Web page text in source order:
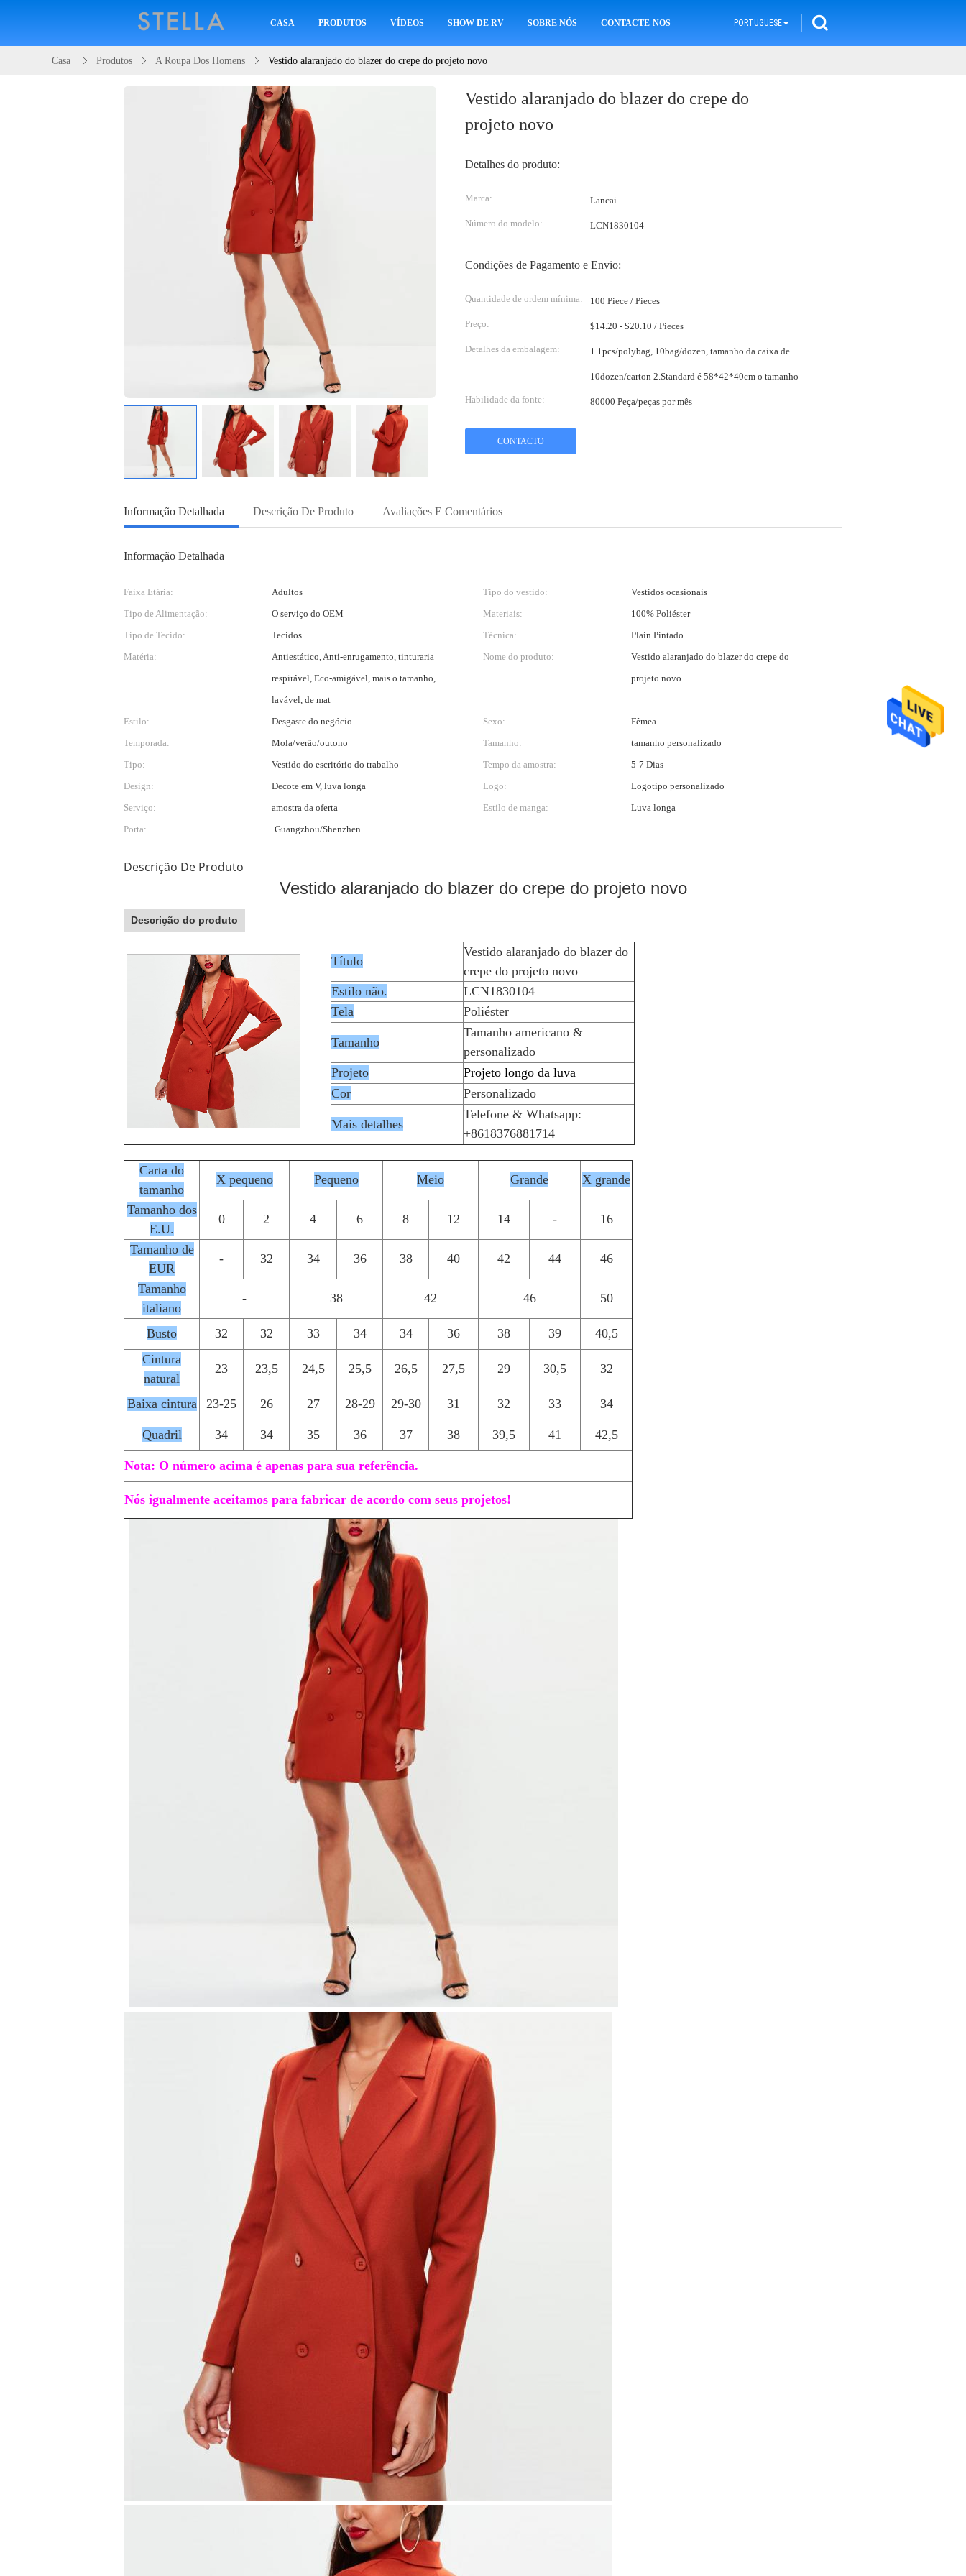
CASA PRODUTOS VÍDEOS SHOW DE RV SOBRE NÓS CONTACTE-NOS PORTUGUESE
Casa Produtos A Roupa Dos Homens Vestido alaranjado do blazer do crepe do projeto novo
Vestido alaranjado do blazer do crepe do
projeto novo
Detalhes do produto:
Marca: Lancai
Número do modelo: LCN1830104
Condições de Pagamento e Envio:
Quantidade de ordem mínima: 100 Piece / Pieces
Preço: $14.20 - $20.10 / Pieces
Detalhes da embalagem: 1.1pcs/polybag, 10bag/dozen, tamanho da caixa de
10dozen/carton 2.Standard é 58*42*40cm o tamanho
Habilidade da fonte: 80000 Peça/peças por mês
CONTACTO
Informação Detalhada Descrição De Produto Avaliações E Comentários
Informação Detalhada
Faixa Etária: Adultos Tipo do vestido:
Vestidos ocasionais
Tipo de Alimentação:
O serviço do OEM Materiais:
100% Poliéster
Tipo de Tecido:
Tecidos Técnica:
Plain Pintado
Matéria:
Antiestático, Anti-enrugamento, tinturaria
respirável, Eco-amigável, mais o tamanho,
lavável, de mat
Nome do produto:
Vestido alaranjado do blazer do crepe do
projeto novo
Estilo: Desgaste do negócio Sexo:
Fêmea
Temporada:
Mola/verão/outono Tamanho:
tamanho personalizado
Tipo:
Vestido do escritório do trabalho Tempo da amostra:
5-7 Dias
Design:
Decote em V, luva longa Logo:
Logotipo personalizado
Serviço:
amostra da oferta Estilo de manga:
Luva longa
Porta:
Guangzhou/Shenzhen
Descrição De Produto
Vestido alaranjado do blazer do crepe do projeto novo
Descrição do produto
Título
Vestido alaranjado do blazer do
crepe do projeto novo
Estilo não.
LCN1830104
Tela
Poliéster
Tamanho
Tamanho americano &
personalizado
Projeto
Projeto longo da luva
Cor
Personalizado
Mais detalhes
Telefone & Whatsapp:
+8618376881714
Carta do
tamanho
X pequeno Pequeno Meio Grande X grande
Tamanho dos
E.U.
0 2 4 6 8 12 14 - 16
Tamanho de
EUR
- 32 34 36 38 40 42 44 46
Tamanho
italiano
- 38 42 46 50
Busto 32 32 33 34 34 36 38 39
40,5
Cintura
natural
23 23,5 24,5 25,5 26,5 27,5 29 30,5 32
Baixa cintura 23-25 26 27 28-29 29-30 31 32 33 34
Quadril 34 34 35 36 37 38 39,5 41 42,5
Nota: O número acima é apenas para sua referência.
Nós igualmente aceitamos para fabricar de acordo com seus projetos!